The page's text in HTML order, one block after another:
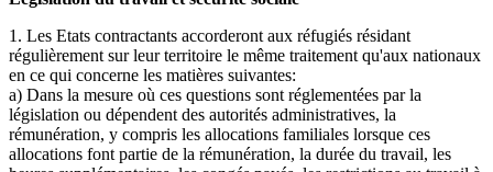
1. Les Etats contractants accorderont aux réfugiés résidant
régulièrement sur leur territoire le même traitement qu'aux nationaux
en ce qui concerne les matières suivantes:
a) Dans la mesure où ces questions sont réglementées par la
législation ou dépendent des autorités administratives, la
rémunération, y compris les allocations familiales lorsque ces
allocations font partie de la rémunération, la durée du travail, les